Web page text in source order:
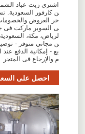
اشترى زيت عباد
ن كارفور السعودية.
خر العروض
ى السوبر ماركت فى
لرياض، مكة،
ن مجاني متوفر -
يع - إمكانية الدفع عند
م والإرجاع فى المتجر
احصل على